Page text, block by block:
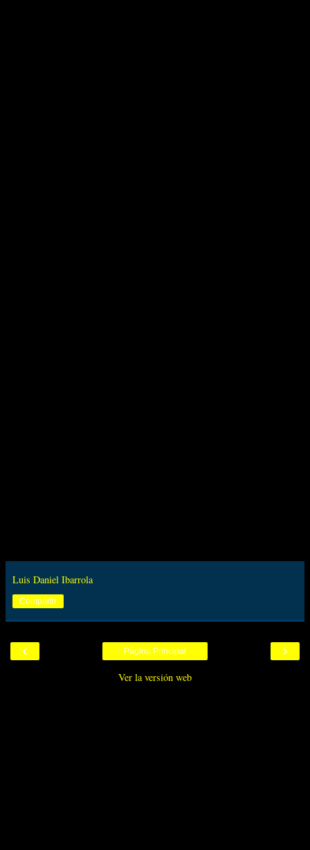
Luis Daniel Ibarrola
Compartir
‹ ›
Página Principal
Ver la versión web